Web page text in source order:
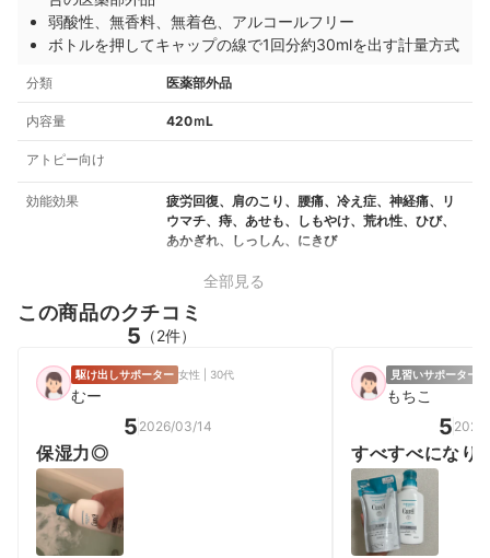
弱酸性、無香料、無着色、アルコールフリー
ボトルを押してキャップの線で1回分約30mlを出す計量方式
分類 医薬部外品
内容量 420ｍL
アトピー向け
効能効果
疲労回復、肩のこり、腰痛、冷え症、神経痛、リ
ウマチ、痔、あせも、しもやけ、荒れ性、ひび、
あかぎれ、しっしん、にきび
全部見る
この商品のクチコミ
5 （2件）
駆け出しサポーター 女性 | 30代
むー
5 2026/03/14
保湿力◎
見習いサポーター
もちこ
5
すべすべになり